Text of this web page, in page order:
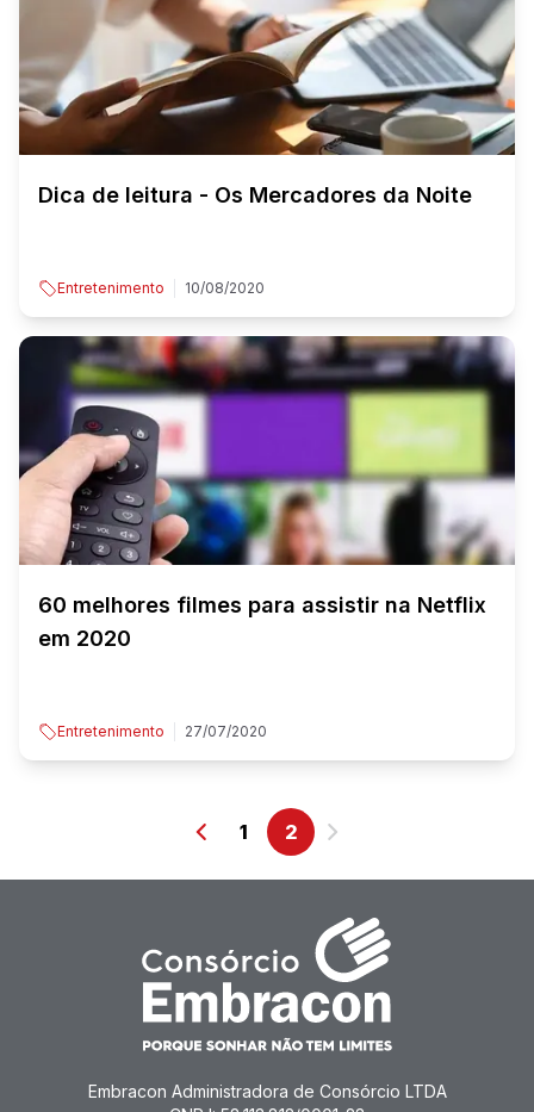
Dica de leitura - Os Mercadores da Noite
Entretenimento 10/08/2020
60 melhores filmes para assistir na Netflix
em 2020
Entretenimento 27/07/2020
1 2
Embracon Administradora de Consórcio LTDA